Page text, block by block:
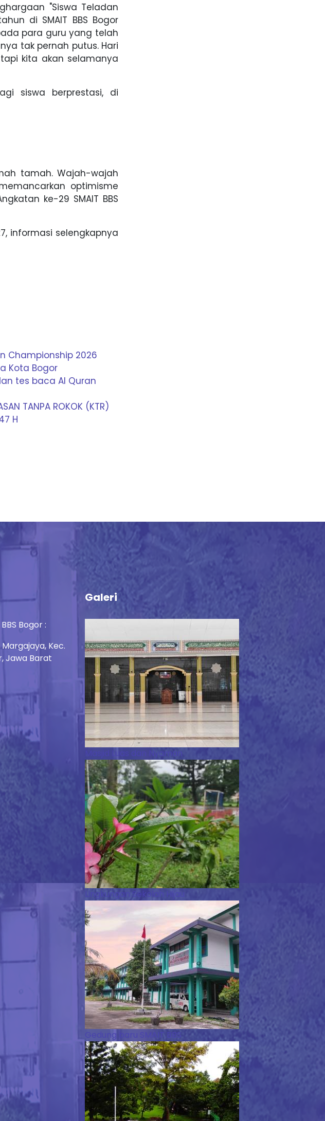
"Siswa Teladan
di SMAIT BBS Bogor
para guru yang telah
tak pernah putus. Hari
kita akan selamanya
siswa berprestasi, di
tamah. Wajah-wajah
optimisme
ke-29 SMAIT BBS
informasi selengkapnya
Championship 2026
Kota Bogor
tes baca Al Quran
TANPA ROKOK (KTR)
H
Bogor :
Kec.
Jawa Barat
Galeri
Masjid Luas dan Nyaman
Lingkungan Sekolah Hijau
Gedung baru SMAIT BBS